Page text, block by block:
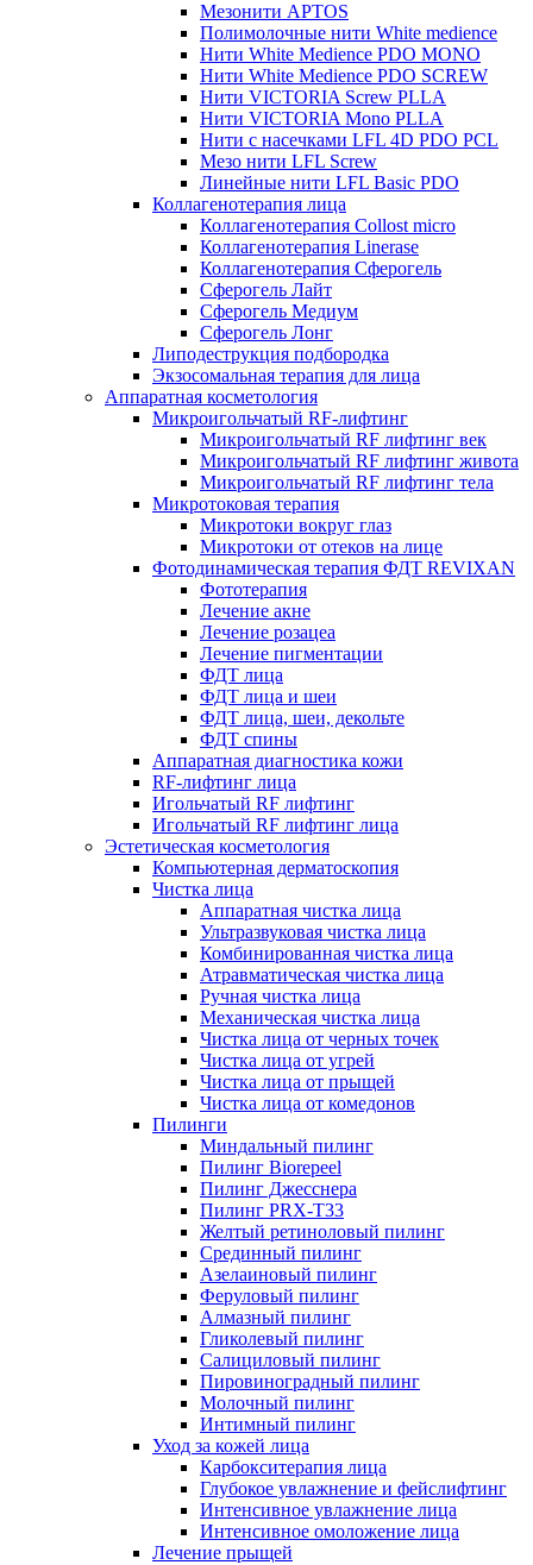
Мезонити APTOS
Полимолочные нити White medience
Нити White Medience PDO MONO
Нити White Medience PDO SCREW
Нити VICTORIA Screw PLLA
Нити VICTORIA Mono PLLA
Нити с насечками LFL 4D PDO PCL
Мезо нити LFL Screw
Линейные нити LFL Basic PDO
Коллагенотерапия лица
Коллагенотерапия Collost micro
Коллагенотерапия Linerase
Коллагенотерапия Сферогель
Сферогель Лайт
Сферогель Медиум
Сферогель Лонг
Липодеструкция подбородка
Экзосомальная терапия для лица
Аппаратная косметология
Микроигольчатый RF-лифтинг
Микроигольчатый RF лифтинг век
Микроигольчатый RF лифтинг живота
Микроигольчатый RF лифтинг тела
Микротоковая терапия
Микротоки вокруг глаз
Микротоки от отеков на лице
Фотодинамическая терапия ФДТ REVIXAN
Фототерапия
Лечение акне
Лечение розацеа
Лечение пигментации
ФДТ лица
ФДТ лица и шеи
ФДТ лица, шеи, декольте
ФДТ спины
Аппаратная диагностика кожи
RF-лифтинг лица
Игольчатый RF лифтинг
Игольчатый RF лифтинг лица
Эстетическая косметология
Компьютерная дерматоскопия
Чистка лица
Аппаратная чистка лица
Ультразвуковая чистка лица
Комбинированная чистка лица
Атравматическая чистка лица
Ручная чистка лица
Механическая чистка лица
Чистка лица от черных точек
Чистка лица от угрей
Чистка лица от прыщей
Чистка лица от комедонов
Пилинги
Миндальный пилинг
Пилинг Biorepeel
Пилинг Джесснера
Пилинг PRX-T33
Желтый ретиноловый пилинг
Срединный пилинг
Азелаиновый пилинг
Феруловый пилинг
Алмазный пилинг
Гликолевый пилинг
Салициловый пилинг
Пировиноградный пилинг
Молочный пилинг
Интимный пилинг
Уход за кожей лица
Карбокситерапия лица
Глубокое увлажнение и фейслифтинг
Интенсивное увлажнение лица
Интенсивное омоложение лица
Лечение прыщей